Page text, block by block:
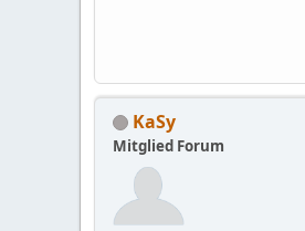
KaSy
Mitglied Forum